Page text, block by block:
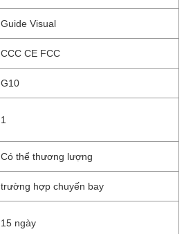
Guide Visual
CCC CE FCC
G10
1
Có thể thương lượng
trường hợp chuyến bay
15 ngày